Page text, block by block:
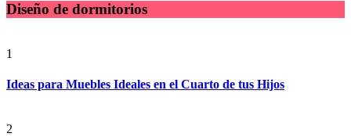
Diseño de dormitorios
1
Ideas para Muebles Ideales en el Cuarto de tus Hijos
2